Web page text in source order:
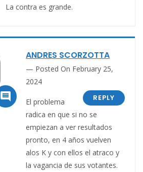
La contra es grande.

ANDRES SCORZOTTA
Posted On February 25,
2024
REPLY
El problema
radica en que si no se
empiezan a ver resultados
pronto, en 4 años vuelven
alos K y con ellos el atraco y
la vagancia de sus votantes.